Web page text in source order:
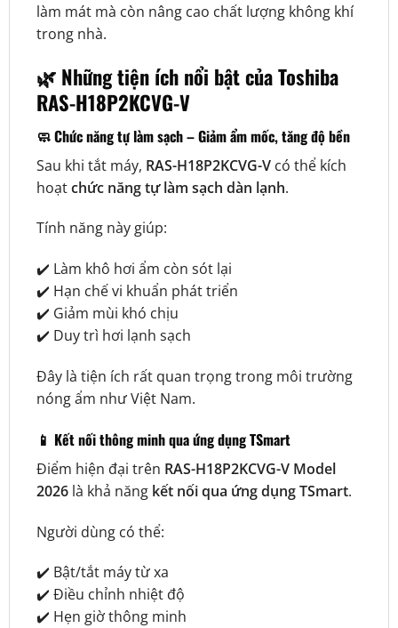
làm mát mà còn nâng cao chất lượng không khí
trong nhà.
🌿 Những tiện ích nổi bật của Toshiba
RAS-H18P2KCVG-V
🧼 Chức năng tự làm sạch – Giảm ẩm mốc, tăng độ bền
Sau khi tắt máy, RAS-H18P2KCVG-Vcó thể kích
hoạtchức năng tự làm sạch dàn lạnh.
Tính năng này giúp:
✔️ Làm khô hơi ẩm còn sót lại
✔️ Hạn chế vi khuẩn phát triển
✔️ Giảm mùi khó chịu
✔️ Duy trì hơi lạnh sạch
Đây là tiện ích rất quan trọng trong môi trường
nóng ẩm như Việt Nam.
📱 Kết nối thông minh qua ứng dụng TSmart
Điểm hiện đại trên RAS-H18P2KCVG-V Model
2026là khả năng kết nối qua ứng dụng TSmart.
Người dùng có thể:
✔️ Bật/tắt máy từ xa
✔️ Điều chỉnh nhiệt độ
✔️ Hẹn giờ thông minh